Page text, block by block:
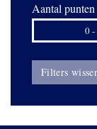
Aantal punten
0
Filters